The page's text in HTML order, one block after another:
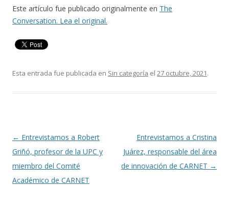
Este artículo fue publicado originalmente en The
Conversation. Lea el original.
Esta entrada fue publicada en Sin categoría el 27 octubre, 2021.
Navegación
de
entradas
← Entrevistamos a Robert
Griñó, profesor de la UPC y
miembro del Comité
Académico de CARNET
Entrevistamos a Cristina
Juárez, responsable del área
de innovación de CARNET →